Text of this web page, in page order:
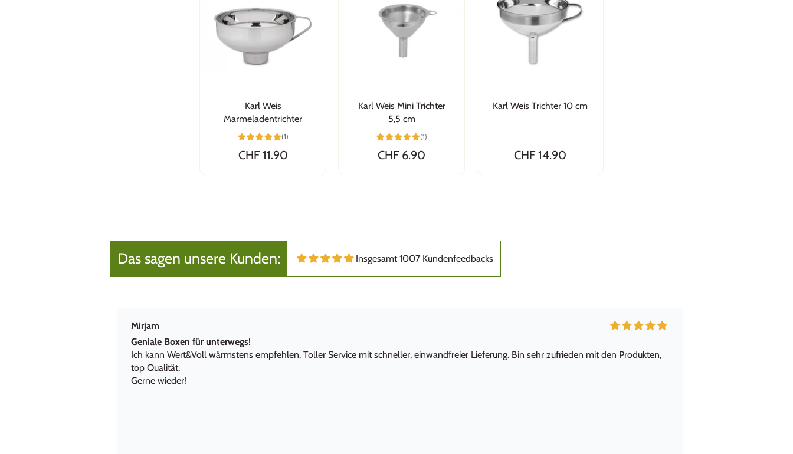
Karl Weis
Marmeladentrichter
(1)
CHF 11.90
Karl Weis Mini Trichter
5,5 cm
(1)
CHF 6.90
Karl Weis Trichter 10 cm
CHF 14.90
Das sagen unsere Kunden: Insgesamt 1007 Kundenfeedbacks
Mirjam
Geniale Boxen für unterwegs!
Ich kann Wert&Voll wärmstens empfehlen. Toller Service mit schneller, einwandfreier Lieferung. Bin sehr zufrieden mit den Produkten,
top Qualität.
Gerne wieder!